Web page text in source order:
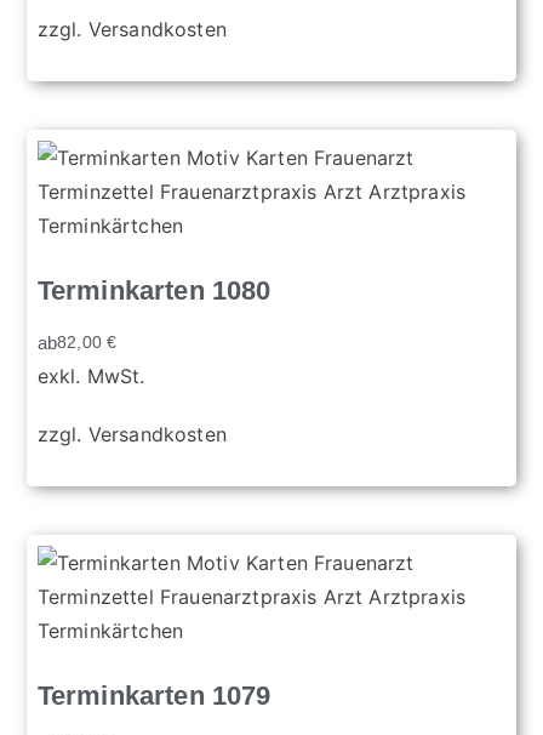
zzgl. Versandkosten
Terminkarten 1080
ab82,00€
exkl. MwSt.
zzgl. Versandkosten
Terminkarten 1079